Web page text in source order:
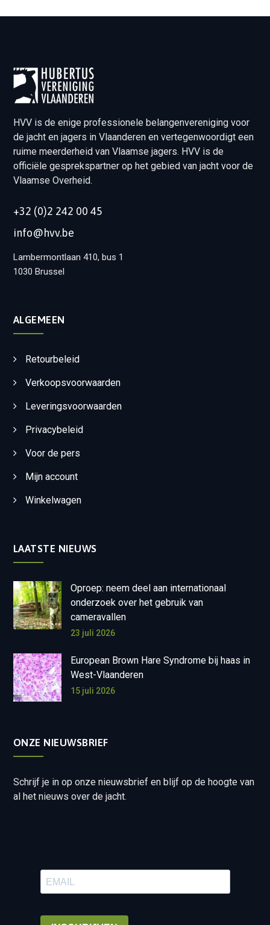
HVV is de enige professionele belangenvereniging voor
de jacht en jagers in Vlaanderen en vertegenwoordigt een
ruime meerderheid van Vlaamse jagers. HVV is de
officiële gesprekspartner op het gebied van jacht voor de
Vlaamse Overheid.
+32 (0)2 242 00 45
info@hvv.be
Lambermontlaan 410, bus 1
1030 Brussel
ALGEMEEN
Retourbeleid
Verkoopsvoorwaarden
Leveringsvoorwaarden
Privacybeleid
Voor de pers
Mijn account
Winkelwagen
LAATSTE NIEUWS
Oproep: neem deel aan internationaal
onderzoek over het gebruik van
cameravallen
23 juli 2026
European Brown Hare Syndrome bij haas in
West-Vlaanderen
15 juli 2026
ONZE NIEUWSBRIEF
Schrijf je in op onze nieuwsbrief en blijf op de hoogte van
al het nieuws over de jacht.